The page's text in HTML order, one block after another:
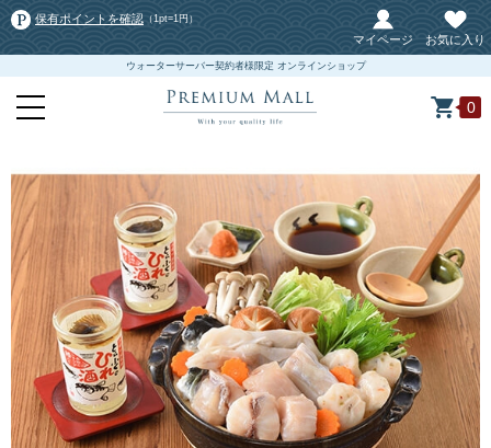
保有ポイントを確認 （1pt=1円）
マイページ お気に入り
ウォーターサーバー契約者様限定 オンラインショップ
0